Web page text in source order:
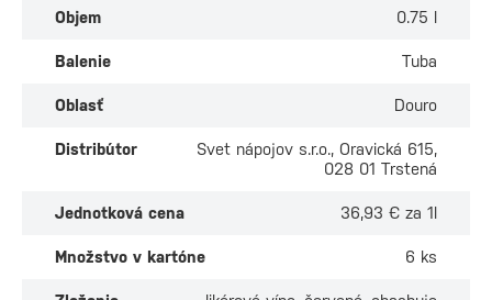
Objem 0.75 l
Balenie Tuba
Oblasť Douro
Distribútor
Svet nápojov s.r.o., Oravická 615,
028 01 Trstená
Jednotková cena 36,93 € za 1l
Množstvo v kartóne 6 ks